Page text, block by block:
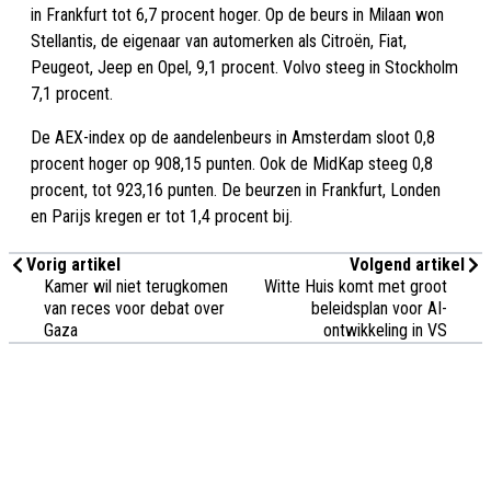
in Frankfurt tot 6,7 procent hoger. Op de beurs in Milaan won
Stellantis, de eigenaar van automerken als Citroën, Fiat,
Peugeot, Jeep en Opel, 9,1 procent. Volvo steeg in Stockholm
7,1 procent.
De AEX-index op de aandelenbeurs in Amsterdam sloot 0,8
procent hoger op 908,15 punten. Ook de MidKap steeg 0,8
procent, tot 923,16 punten. De beurzen in Frankfurt, Londen
en Parijs kregen er tot 1,4 procent bij.
Vorig artikel
Kamer wil niet terugkomen
van reces voor debat over
Gaza
Volgend artikel
Witte Huis komt met groot
beleidsplan voor AI-
ontwikkeling in VS